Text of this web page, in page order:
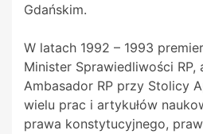
Gdańskim.
W latach 1992 – 1993
Minister Sprawiedliwości RP,
Ambasador RP przy Stolicy
wielu prac i artykułów
prawa konstytucyjnego,